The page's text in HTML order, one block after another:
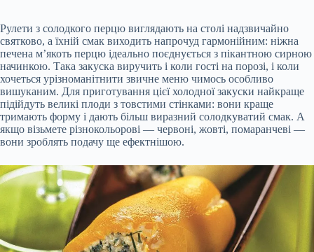
Рулети з солодкого перцю виглядають на столі надзвичайно
святково, а їхній смак виходить напрочуд гармонійним: ніжна
печена м’якоть перцю ідеально поєднується з пікантною сирною
начинкою. Така закуска виручить і коли гості на порозі, і коли
хочеться урізноманітнити звичне меню чимось особливо
вишуканим. Для приготування цієї холодної закуски найкраще
підійдуть великі плоди з товстими стінками: вони краще
тримають форму і дають більш виразний солодкуватий смак. А
якщо візьмете різнокольорові — червоні, жовті, помаранчеві —
вони зроблять подачу ще ефектнішою.